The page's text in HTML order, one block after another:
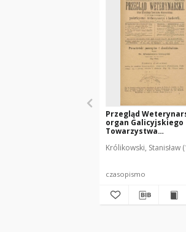
Przegląd
organ Galicyjskiego
Towarzystwa
czasopismo
Królikowski, Stanisław
czasopismo